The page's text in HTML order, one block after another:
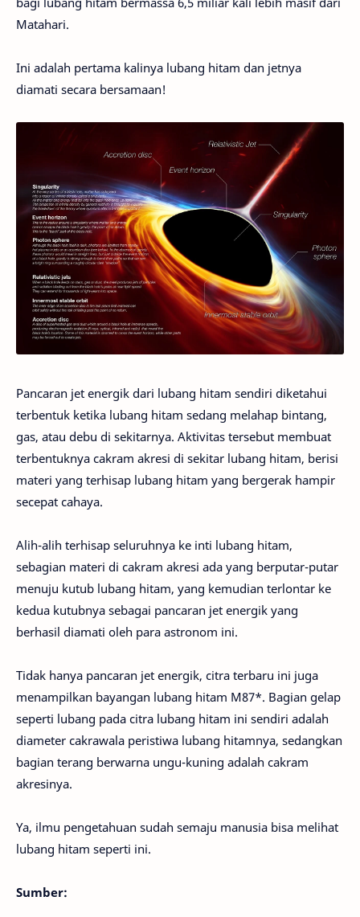
Matahari.
Ini adalah pertama kalinya lubang hitam dan jetnya
diamati secara bersamaan!
Pancaran jet energik dari lubang hitam sendiri diketahui
terbentuk ketika lubang hitam sedang melahap bintang,
gas, atau debu di sekitarnya. Aktivitas tersebut membuat
terbentuknya cakram akresi di sekitar lubang hitam, berisi
materi yang terhisap lubang hitam yang bergerak hampir
secepat cahaya.
Alih-alih terhisap seluruhnya ke inti lubang hitam,
sebagian materi di cakram akresi ada yang berputar-putar
menuju kutub lubang hitam, yang kemudian terlontar ke
kedua kutubnya sebagai pancaran jet energik yang
berhasil diamati oleh para astronom ini.
Tidak hanya pancaran jet energik, citra terbaru ini juga
menampilkan bayangan lubang hitam M87*. Bagian gelap
seperti lubang pada citra lubang hitam ini sendiri adalah
diameter cakrawala peristiwa lubang hitamnya, sedangkan
bagian terang berwarna ungu-kuning adalah cakram
akresinya.
Ya, ilmu pengetahuan sudah semaju manusia bisa melihat
lubang hitam seperti ini.
Sumber: